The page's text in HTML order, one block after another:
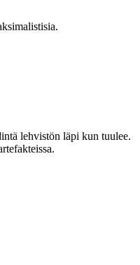
lehvistön läpi kun tuulee.